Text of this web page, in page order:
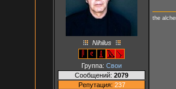
Nihilus
Группа: Свои
Сообщений: 2079
Репутация: 237
the